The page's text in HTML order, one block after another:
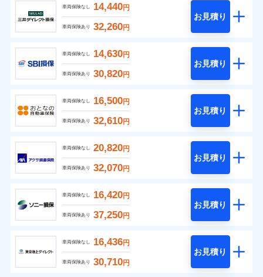
車両保険なし 14,440円
車両保険あり 32,260円
お見積り
車両保険なし 14,630円
車両保険あり 30,820円
お見積り
車両保険なし 16,500円
車両保険あり 32,610円
お見積り
車両保険なし 20,820円
車両保険あり 32,070円
お見積り
車両保険なし 16,420円
車両保険あり 37,250円
お見積り
車両保険なし 16,436円
車両保険あり 30,710円
お見積り